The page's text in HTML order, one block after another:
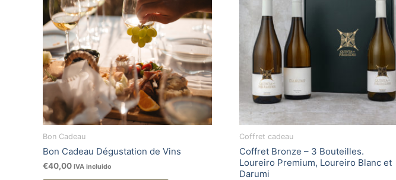
Bon Cadeau
Bon Cadeau Dégustation de Vins
€40,00 IVA incluido
Coffret cadeau
Coffret Bronze – 3 Bouteilles.
Loureiro Premium, Loureiro Blanc et
Darumi